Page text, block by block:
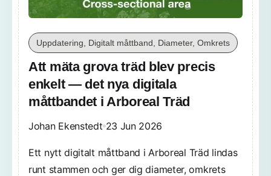
Uppdatering, Digitalt måttband, Diameter, Omkrets
Att mäta grova träd blev precis
enkelt — det nya digitala
måttbandet i Arboreal Träd
Johan Ekenstedt 23 Jun 2026
Ett nytt digitalt måttband i Arboreal Träd lindas
runt stammen och ger dig diameter, omkrets